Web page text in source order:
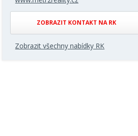
ZOBRAZIT KONTAKT NA RK
Zobrazit všechny nabídky RK